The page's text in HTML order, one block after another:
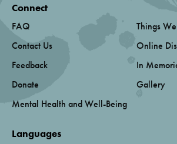
Connect
FAQ
Contact Us
Feedback
Donate
Mental Health and Well-Being
Things
Online
In
Gallery
Languages